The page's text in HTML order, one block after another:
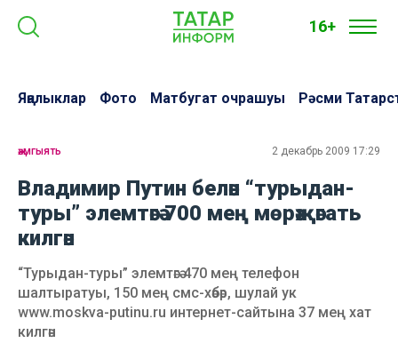
16+
Яңалыклар Фото Матбугат очрашуы Рәсми
җәмгыять 2 декабрь 2009 17:29
Владимир Путин белән “турыдан-
туры” элемтәгә 700 мең мөрәҗәгать
килгән
“Турыдан-туры” элемтәгә 470 мең телефон
шалтыратуы, 150 мең смс-хәбәр, шулай ук
www.moskva-putinu.ru интернет-сайтына 37 мең хат
килгән